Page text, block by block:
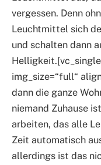
vergessen. Denn
Leuchtmittel sich
und schalten dann
img_size=“full“
dann die ganze
niemand Zuhause
arbeiten, das alle
Zeit automatisch
allerdings ist das